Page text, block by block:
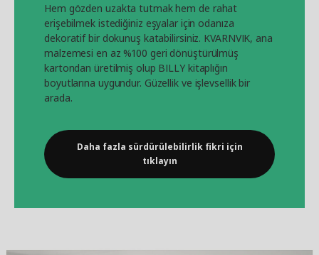
Hem gözden uzakta tutmak hem de rahat
erişebilmek istediğiniz eşyalar için odanıza
dekoratif bir dokunuş katabilirsiniz. KVARNVIK, ana
malzemesi en az %100 geri dönüştürülmüş
kartondan üretilmiş olup BILLY kitaplığın
boyutlarına uygundur. Güzellik ve işlevsellik bir
arada.
Daha fazla sürdürülebilirlik fikri için
tıklayın